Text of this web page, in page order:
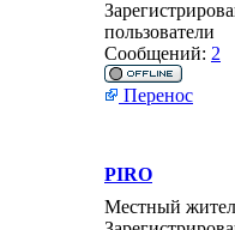
пользователи
Сообщений: 2
Перенос
PIRO
Местный